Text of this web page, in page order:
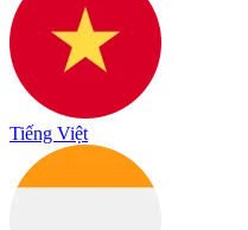
Tiếng Việt